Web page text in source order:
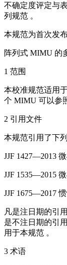
不确定度评定与
列规范 。
本规范为首次发布
阵列式 MIMU 的
1 范围
本校准规范适用
个 MIMU 可以参
2 引用文件
本规范引用了下
JJF 1427—2013
JJF 1535—2015
JJF 1675—2017
凡是注日期的引
是不注日期的引
用于本规范 。
3 术语